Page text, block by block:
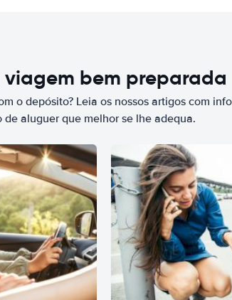
bem preparada
o depósito? Leia os nossos artigos com
aluguer que melhor se lhe adequa.